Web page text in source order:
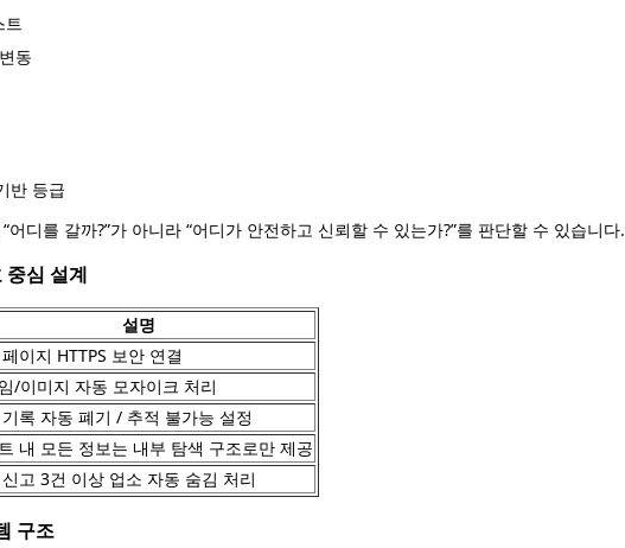
트
동
반 등급
어디를 갈까?”가 아니라 “어디가 안전하고 신뢰할 수 있는가?”를 판단할 수 있습니다.
중심 설계
설명
이지 HTTPS 보안 연결
/이미지 자동 모자이크 처리
록 자동 폐기 / 추적 불가능 설정
내 모든 정보는 내부 탐색 구조로만 제공
고 3건 이상 업소 자동 숨김 처리
구조